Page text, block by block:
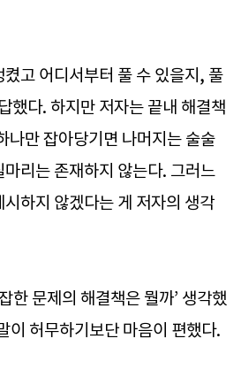
고 어디서부터 풀 수 있을지, 풀
했다. 하지만 저자는 끝내 해결책
나만 잡아당기면 나머지는 술술
리는 존재하지 않는다. 그러느
하지 않겠다는 게 저자의 생각
한 문제의 해결책은 뭘까’ 생각했
이 허무하기보단 마음이 편했다.